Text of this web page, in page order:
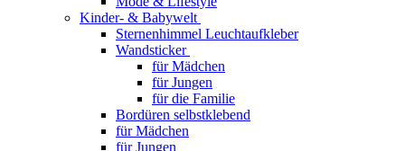
Kinder- & Babywelt
Sternenhimmel Leuchtaufkleber
Wandsticker
für Mädchen
für Jungen
für die Familie
Bordüren selbstklebend
für Mädchen
für Jungen